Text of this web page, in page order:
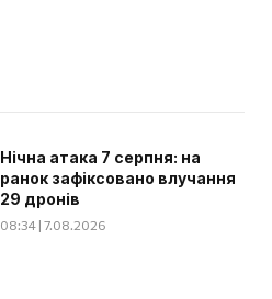
Нічна атака 7 серпня: на
ранок зафіксовано влучання
29 дронів
08:34 | 7.08.2026